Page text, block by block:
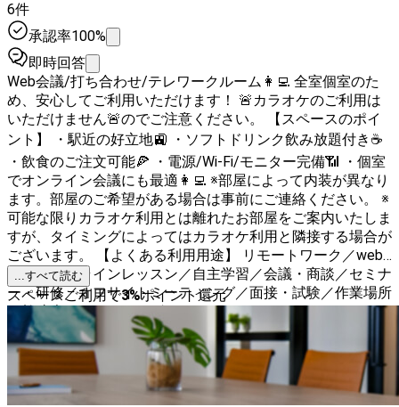
6件
承認率100%
即時回答
Web会議/打ち合わせ/テレワークルーム👩‍💻 全室個室のた
め、安心してご利用いただけます！ 🚨カラオケのご利用は
いただけません🚨のでご注意ください。 【スペースのポイ
ント】 ・駅近の好立地🚉 ・ソフトドリンク飲み放題付き☕️
・飲食のご注文可能🍕 ・電源/Wi-Fi/モニター完備📶 ・個室
でオンライン会議にも最適👩‍💻 ※部屋によって内装が異なり
ます。部屋のご希望がある場合は事前にご連絡ください。 ※
可能な限りカラオケ利用とは離れたお部屋をご案内いたしま
すが、タイミングによってはカラオケ利用と隣接する場合が
ございます。 【よくある利用用途】 リモートワーク／web
会議／オンラインレッスン／自主学習／会議・商談／セミナ
ー・研修／オフサイトミーティング／面接・試験／作業場所
／勉強会／コワーキング／テレワーク
...すべて読む
スペースご利用で3%ポイント還元